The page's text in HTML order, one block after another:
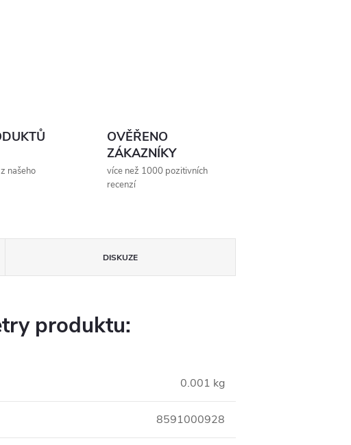
našeho
OVĚŘENO
ZÁKAZNÍKY
více než 1000 pozitivních
recenzí
DISKUZE
produktu:
0.001 kg
8591000928